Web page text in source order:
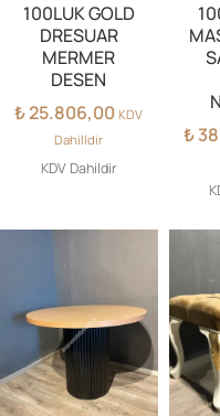
100LUK GOLD
DRESUAR
MERMER
DESEN
₺25.806,00 KDV
Dahilldir
KDV Dahildir
₺